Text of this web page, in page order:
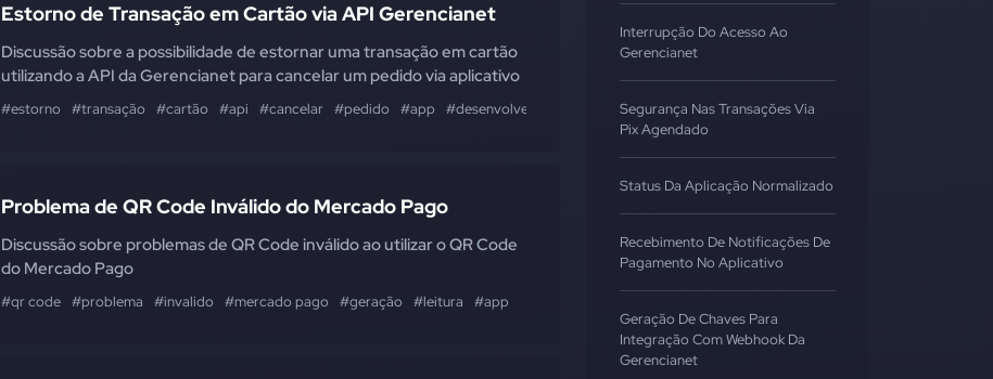
Estorno de Transação em Cartão via API Gerencianet
Discussão sobre a possibilidade de estornar uma transação em cartão
utilizando a API da Gerencianet para cancelar um pedido via aplicativo
#estorno #transação #cartão #api #cancelar #pedido #app #desenvolvedores
Problema de QR Code Inválido do Mercado Pago
Discussão sobre problemas de QR Code inválido ao utilizar o QR Code
do Mercado Pago
#qr code #problema #invalido #mercado pago #geração #leitura #app
Interrupção Do Acesso Ao
Gerencianet
Segurança Nas Transações Via
Pix Agendado
Status Da Aplicação Normalizado
Recebimento De Notificações De
Pagamento No Aplicativo
Geração De Chaves Para
Integração Com Webhook Da
Gerencianet